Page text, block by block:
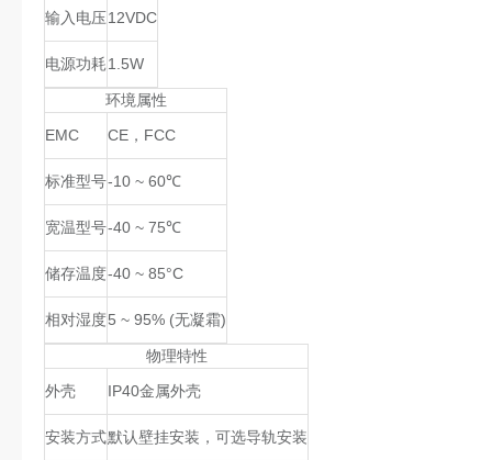
输入电压12VDC
电源功耗1.5W
环境属性
EMC
CE，FCC
标准型号-10 ~ 60℃
宽温型号-40 ~ 75℃
储存温度-40 ~ 85°C
相对湿度5 ~ 95% (无凝霜)
物理特性
外壳
IP40金属外壳
安装方式默认壁挂安装，可选导轨安装